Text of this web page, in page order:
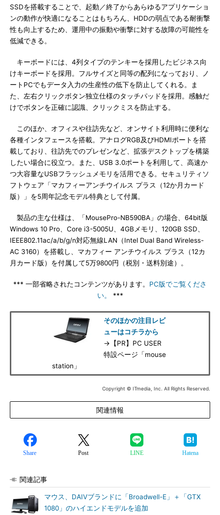
SSDを搭載することで、起動／終了からあらゆるアプリケーショ
ンの動作が快適になることはもちろん、HDDの弱点である耐衝撃
性も向上するため、運用中の振動や衝撃に対する故障の可能性を
低減できる。
キーボードには、4列タイプのテンキーを採用したビジネス向
けキーボードを採用。フルサイズと同等の配列になっており、ノ
ートPCでもデータ入力の生産性の低下を防止してくれる。ま
た、左右クリックボタン独立仕様のタッチパッドを採用。感触だ
けでボタンを正確に認識、クリックミスを防止する。
このほか、オフィスや往訪先など、オンサイト利用時に便利な
各種インタフェースを搭載。アナログRGB及びHDMIポートを搭
載しており、往訪先でのプレゼンなど、拡張デスクトップを構築
したい場合に役立つ。また、USB 3.0ポートを利用して、高速か
つ大容量なUSBフラッシュメモリを活用できる。セキュリティソ
フトウェア「マカフィーアンチウイルス プラス（12か月カード
版）」を5周年記念モデル特典として付属。
製品の主な仕様は、「MousePro-NB590BA」の場合、64bit版
Windows 10 Pro、Core i3-5005U、4GBメモリ、120GB SSD、
IEEE802.11ac/a/b/g/n対応無線LAN（Intel Dual Band Wireless-
AC 3160）を搭載し、マカフィー アンチウイルス プラス（12カ
月カード版）を付属して5万9800円（税別・送料別途）。
*** 一部省略されたコンテンツがあります。 PC版でご覧くださ
い。
***
そのほかの注目レビ
ューはコチラから
→【PR】PC USER
特設ページ「mouse
station」
Copyright © ITmedia, Inc. All Rights Reserved.
関連情報
Share Post LINE Hatena
関連記事
マウス、DAIVブランドに「Broadwell-E」＋「GTX
1080」のハイエンドモデルを追加